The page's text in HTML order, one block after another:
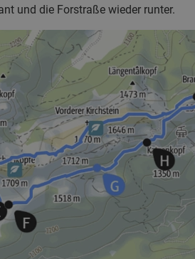
und die Forstraße wieder runter.